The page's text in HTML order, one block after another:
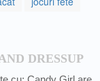
DRESSUP